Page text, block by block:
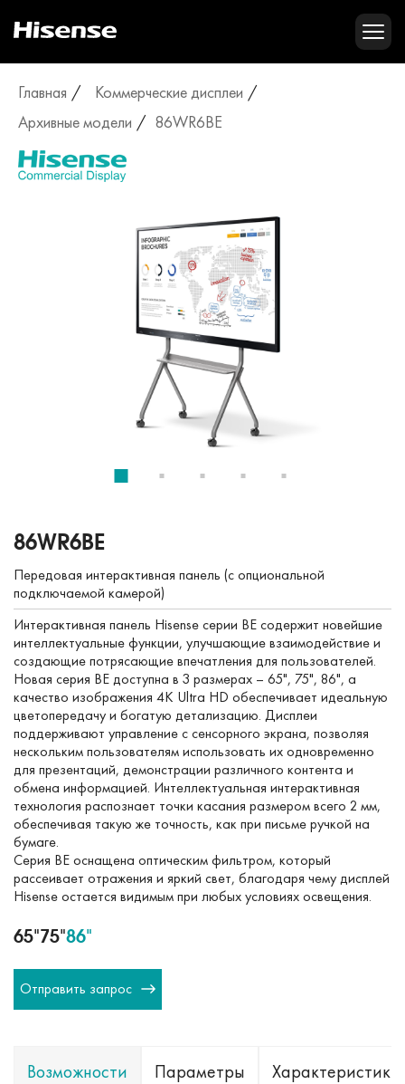
Главная
Коммерческие дисплеи
Архивные модели
86WR6BE
86WR6BE
Передовая интерактивная панель (с опциональной
подключаемой камерой)
Интерактивная панель Hisense серии BE содержит новейшие
интеллектуальные функции, улучшающие взаимодействие и
создающие потрясающие впечатления для пользователей.
Новая серия BE доступна в 3 размерах – 65", 75", 86", а
качество изображения 4K Ultra HD обеспечивает идеальную
цветопередачу и богатую детализацию. Дисплеи
поддерживают управление с сенсорного экрана, позволяя
нескольким пользователям использовать их одновременно
для презентаций, демонстрации различного контента и
обмена информацией. Интеллектуальная интерактивная
технология распознает точки касания размером всего 2 мм,
обеспечивая такую же точность, как при письме ручкой на
бумаге.
Серия BE оснащена оптическим фильтром, который
рассеивает отражения и яркий свет, благодаря чему дисплей
Hisense остается видимым при любых условиях освещения.
65"75"86"
Отправить запрос
Возможности Параметры Характеристики